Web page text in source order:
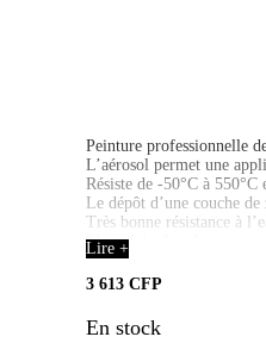
Peinture professionnelle
L’aérosol permet une
Résiste de -50°C à
Le dépôt d’une couche
Très bonne résistance à
S’emploie dans les
Convient parfaitement
Protège de la corrosion
Lire +
3 613 CFP
En stock